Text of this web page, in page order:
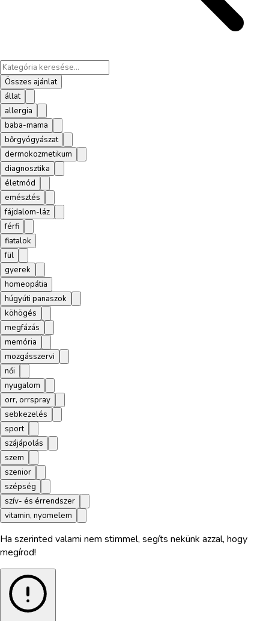
Összes ajánlat
állat
allergia
baba-mama
bőrgyógyászat
dermokozmetikum
diagnosztika
életmód
emésztés
fájdalom-láz
férfi
fiatalok
fül
gyerek
homeopátia
húgyúti panaszok
köhögés
megfázás
memória
mozgásszervi
női
nyugalom
orr, orrspray
sebkezelés
sport
szájápolás
szem
szenior
szépség
szív- és érrendszer
vitamin, nyomelem
Ha szerinted valami nem stimmel, segíts nekünk azzal, hogy
megírod!